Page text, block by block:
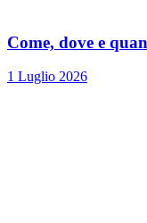
Come, dove e
1 Luglio 2026